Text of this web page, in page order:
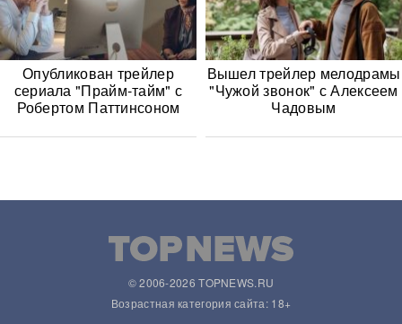
Опубликован трейлер
сериала "Прайм-тайм" с
Робертом Паттинсоном
Вышел трейлер мелодрамы
"Чужой звонок" с Алексеем
Чадовым
© 2006-2026 TOPNEWS.RU
Возрастная категория сайта: 18+